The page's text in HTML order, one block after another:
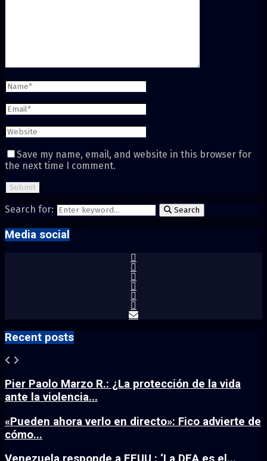
Save my name, email, and website in this browser for
the next time I comment.
Search for: Search
Media social
Recent posts
Pier Paolo Marzo R.: ¿La protección de la vida
ante la violencia...
«Pueden ahora verlo en directo»: Fico advierte de
cómo...